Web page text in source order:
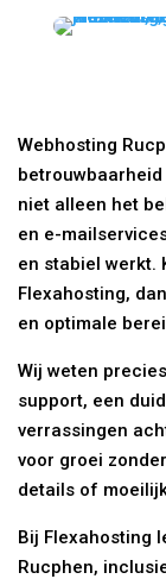
Webhosting
niet alleen het
en e-
en stabiel werkt.
Flexahosting,
en optimale
Wij weten
support, een
verrassingen
voor groei
details of
Bij Flexahosting
Rucphen,